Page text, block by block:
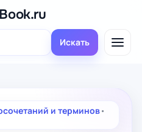
Искать
и терминов•